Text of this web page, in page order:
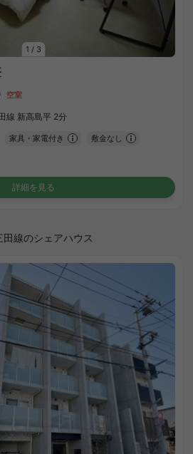
1 / 3
空室
線 新高島平 2分
家具・家電付き 敷金なし
詳細を見る
田線のシェアハウス